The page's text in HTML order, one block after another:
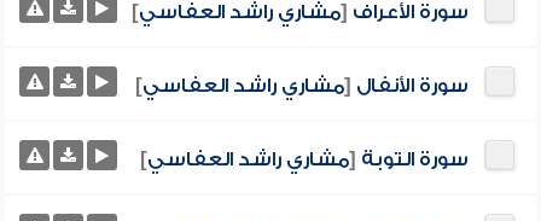
سورة الأعراف [مشاري راشد العفاسي]
سورة الأنفال [مشاري راشد العفاسي]
سورة التوبة [مشاري راشد العفاسي]